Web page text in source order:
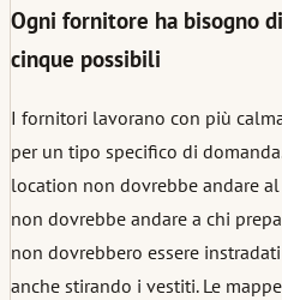
Ogni fornitore ha bisogno
cinque possibili
I fornitori lavorano con più
per un tipo specifico di
location non dovrebbe andare
non dovrebbe andare a chi
non dovrebbero essere
anche stirando i vestiti. Le